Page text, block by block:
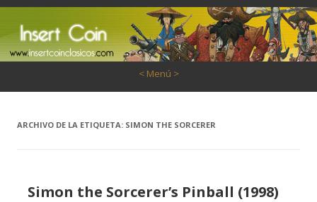
< Menú >
ARCHIVO DE LA ETIQUETA: SIMON THE SORCERER
Simon the Sorcerer’s Pinball (1998)